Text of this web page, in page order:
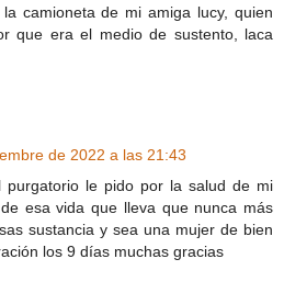
camioneta de mi amiga lucy, quien
que era el medio de sustento, laca
de 2022 a las 21:43
purgatorio le pido por la salud de mi
esa vida que lleva que nunca más
sustancia y sea una mujer de bien
los 9 días muchas gracias